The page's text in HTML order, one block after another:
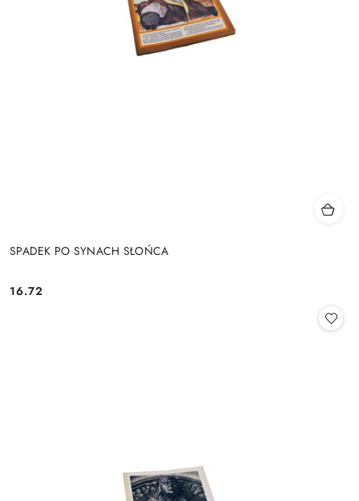
SPADEK PO SYNACH SŁOŃCA
Cena:
16.72